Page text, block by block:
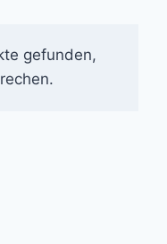
gefunden,